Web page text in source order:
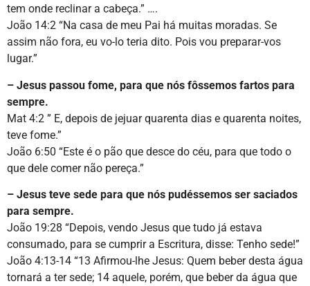
tem onde reclinar a cabeça.” ….
João 14:2 “Na casa de meu Pai há muitas moradas. Se
assim não fora, eu vo-lo teria dito. Pois vou preparar-vos
lugar.”
– Jesus passou fome, para que nós fôssemos fartos para
sempre.
Mat 4:2 ” E, depois de jejuar quarenta dias e quarenta noites,
teve fome.”
João 6:50 “Este é o pão que desce do céu, para que todo o
que dele comer não pereça.”
– Jesus teve sede para que nós pudéssemos ser saciados
para sempre.
João 19:28 “Depois, vendo Jesus que tudo já estava
consumado, para se cumprir a Escritura, disse: Tenho sede!”
João 4:13-14 “13 Afirmou-lhe Jesus: Quem beber desta água
tornará a ter sede; 14 aquele, porém, que beber da água que